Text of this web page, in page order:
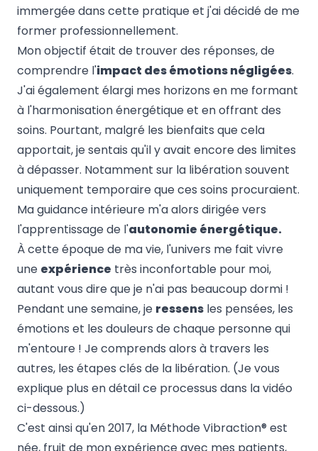
immergée dans cette pratique et j'ai décidé de me
former professionnellement.
Mon objectif était de trouver des réponses, de
comprendre l'impact des émotions négligées.
J'ai également élargi mes horizons en me formant
à l'harmonisation énergétique et en offrant des
soins. Pourtant, malgré les bienfaits que cela
apportait, je sentais qu'il y avait encore des limites
à dépasser. Notamment sur la libération souvent
uniquement temporaire que ces soins procuraient.
Ma guidance intérieure m'a alors dirigée vers
l'apprentissage de l'autonomie énergétique.
À cette époque de ma vie, l'univers me fait vivre
une expérience très inconfortable pour moi,
autant vous dire que je n'ai pas beaucoup dormi !
Pendant une semaine, je ressens les pensées, les
émotions et les douleurs de chaque personne qui
m'entoure ! Je comprends alors à travers les
autres, les étapes clés de la libération. (Je vous
explique plus en détail ce processus dans la vidéo
ci-dessous.)
C'est ainsi qu'en 2017, la Méthode Vibraction® est
née, fruit de mon expérience avec mes patients,